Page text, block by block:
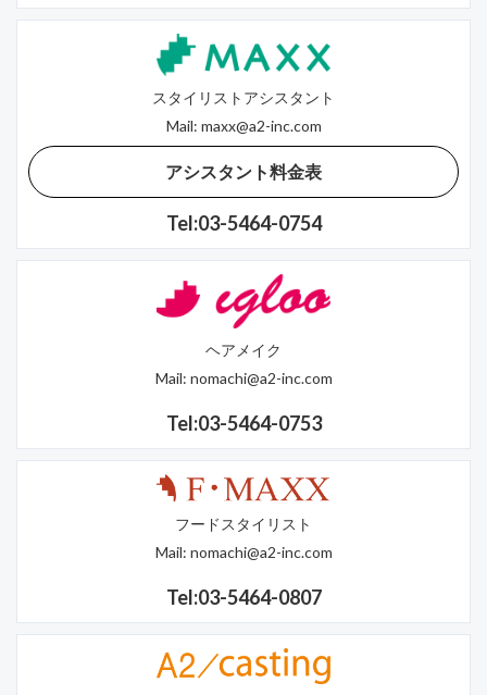
スタイリストアシスタント
Mail: maxx@a2-inc.com
アシスタント料金表
Tel:03-5464-0754
ヘアメイク
Mail: nomachi@a2-inc.com
Tel:03-5464-0753
フードスタイリスト
Mail: nomachi@a2-inc.com
Tel:03-5464-0807